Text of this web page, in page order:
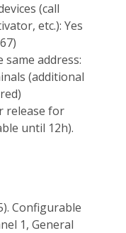
(call
etc.): Yes
address:
(additional
release for
until 12h).
Configurable
1, General